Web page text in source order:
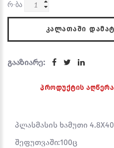
რ-ბა
ᲙᲐᲚᲐᲗᲐᲨᲘ
გააზიარე:
პროდუქტის აღწერა
პლასმასის ხამუთი
შეფუთვაში:100ც